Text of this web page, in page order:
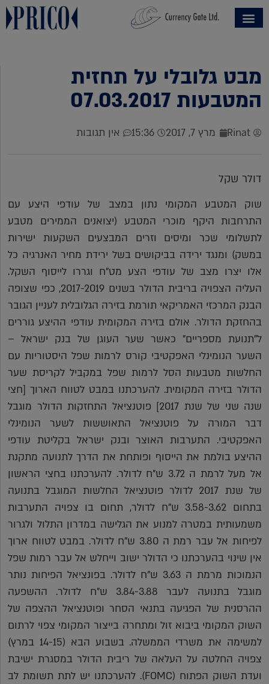
מבט גלובלי על תחזית
המטבעות 07.03.2017
Rinat מרץ 7, 2017 15:36 אין תגובות
דולר שקל
שוק המטבע המקומי נתון במצב של עודפי היצע עם
התרחבות היקף מוכרי המטבע (יצואנים הממירים מטבע
לתשלומי שכר ומיסים וזרים המבצעים השקעות ישירות
במשק) ומנגד ירידה בביקושים בשל ירידת מחיר האנרגיה כל
אלו יצרו מצב של עודפי הצע מט"ח וגררו לייסוף השקל.
העליה הצפויה בריבית הדולר בשנים 2017-2019, כפי שצופה
הבנק המרכזי האמריקאי תורמת בזירה הגלובלית לעניין הגובר
בהחזקת הדולר. אולם בזירה המקומית עודפי ההיצע גוררים
ל"תנועת מספריים" כאשר שער העוגן של בנק ישראל –
השער הנומינלי האפקטיבי קורס לרמות שפל היסטוריות עם
החלשות מטבעות הסל לרמות שפל במקביל לקריסת שער
הדולר בזירה המקומית. להערכתנו במבט לטווח הארוך [חצי
שנה שני של שנת 2017] פוטנציאל התחזקות הדולר מוגבל
דבר המורה על פוטנציאל התאוששות לשער הנומינלי
האפקטיבי. התערבות האוצר ובנק ישראל בקליטת עודפי
ההיצע בולמת את הייסוף ופותחת את הדרך לתנועה מתקנת
אל מעל לרמת ה 3.72 ש"ח לדולר. להערכתנו בחצי הראשון
של שנת 2017 לדולר פוטנציאל החלשות המוגבל בתנועה
בתחום 3.58-3.62 ש"ח לדולר, תחום בו צפויה התערבות
משמעותית במטרה למנוע את הגלישה במדרון התלול ולגרור
לפיחות אל עבר רמת ה 3.80 ש"ח לדולר. במבט לטווח ארוך
אין שינוי בהערכתנו כי הדולר ישוב וייחלש אל עבר רמות שפל
הנמוכות מרמת ה 3.63 ש"ח לדולר. בפונציאל הפיחות נותר
מוגבל בתנועה לעבר 3.84-3.88 ש"ח לדולר. ההשפעה
ההרסנית של הפגיעה בתנאי הסחר ופוטנציאל ההצפה של
השוק המקומי ביבוא זול ומתחרה בייצור המקומי צפוי לרתום
למשימה את משרדי הממשלה. בשבוע הבא (14-15 במרץ)
צפויה החלטה על העלאה של ריבית הדולר במסגרת ישיבת
ועדת השוק הפתוח (FOMC). להערכתנו יש לתת תשומת לב